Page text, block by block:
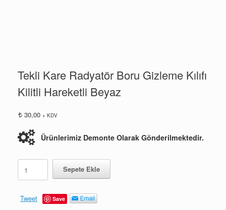
Tekli Kare Radyatör Boru Gizleme Kılıfı
Kilitli Hareketli Beyaz
30,00 + KDV
Ürünlerimiz Demonte Olarak Gönderilmektedir.
Tekli
Kare
Radyatör
Gizleme
Sepete Ekle
Tweet Save